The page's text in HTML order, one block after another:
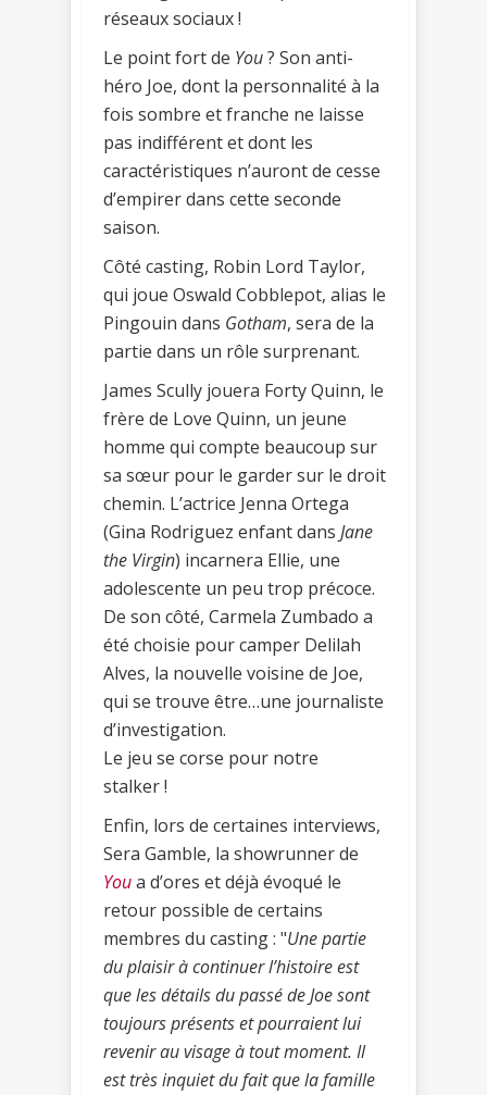
réseaux sociaux !
Le point fort de You? Son anti-
héro Joe, dont la personnalité à la
fois sombre et franche ne laisse
pas indifférent et dont les
caractéristiques n’auront de cesse
d’empirer dans cette seconde
saison.
Côté casting, Robin Lord Taylor,
qui joue Oswald Cobblepot, alias le
Pingouin dans Gotham, sera de la
partie dans un rôle surprenant.
James Scully jouera Forty Quinn, le
frère de Love Quinn, un jeune
homme qui compte beaucoup sur
sa sœur pour le garder sur le droit
chemin. L’actrice Jenna Ortega
(Gina Rodriguez enfant dans Jane
the Virgin) incarnera Ellie, une
adolescente un peu trop précoce.
De son côté, Carmela Zumbado a
été choisie pour camper Delilah
Alves, la nouvelle voisine de Joe,
qui se trouve être…une journaliste
d’investigation.
Le jeu se corse pour notre
stalker !
Enfin, lors de certaines interviews,
Sera Gamble, la showrunner de
Youa d’ores et déjà évoqué le
retour possible de certains
membres du casting : "Une partie
du plaisir à continuer l’histoire est
que les détails du passé de Joe sont
toujours présents et pourraient lui
revenir au visage à tout moment. Il
est très inquiet du fait que la famille